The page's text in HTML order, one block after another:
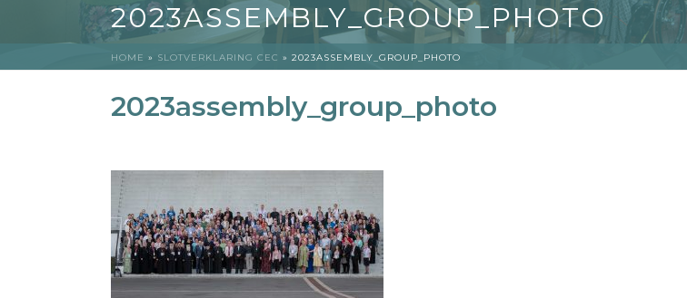
2023ASSEMBLY_GROUP_PHOTO
HOME » SLOTVERKLARING CEC » 2023ASSEMBLY_GROUP_PHOTO
2023assembly_group_photo